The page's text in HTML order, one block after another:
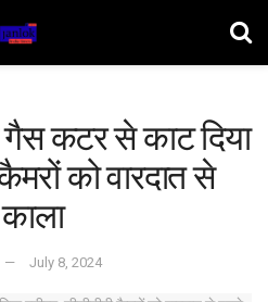
गैस कटर से काट दिया
को वारदात से
July 8, 2024